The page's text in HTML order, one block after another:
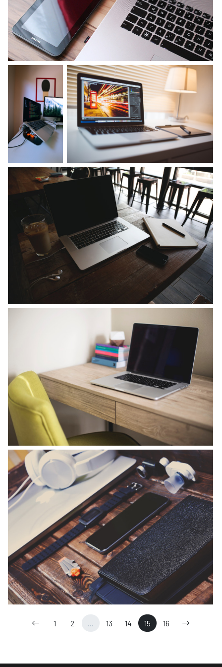
1 2 ... 13 14 15 16